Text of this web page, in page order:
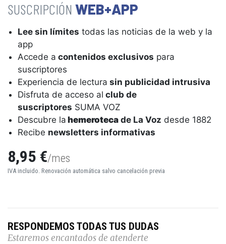
WEB+APP
Lee sin límites todas las noticias de la web y la
app
Accede a contenidos exclusivos para
suscriptores
Experiencia de lectura sin publicidad intrusiva
Disfruta de acceso al club de
suscriptores SUMA VOZ
Descubre la hemeroteca de La Voz desde 1882
Recibe newsletters informativas
8,95 €/mes
IVA incluido. Renovación automática salvo cancelación previa
RESPONDEMOS TODAS TUS DUDAS
Estaremos encantados de atenderte